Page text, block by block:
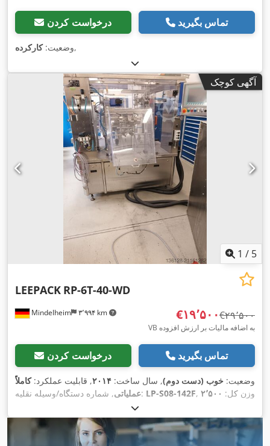
درخواست کردن تماس بگیرید
وضعیت:کارکرده ,
آگهی کوچک
1 / 5
Mindelheim ۳٬۹۹۴ km
LEEPACK RP-6T-40-WD
‎€۱۹٬۵۰۰ ‎€۲۹٬۵۰۰
VB به اضافه مالیات بر ارزش افزوده
درخواست کردن تماس بگیرید
وضعیت: خوب (دست دوم), سال ساخت: ۲۰۱۴, قابلیت عملکرد:کاملاً
عملیاتی, شماره دستگاه/وسیله نقلیه: LP-S08-142F , وزن کل: ۲٬۵۰۰
مستندات / راهنما,